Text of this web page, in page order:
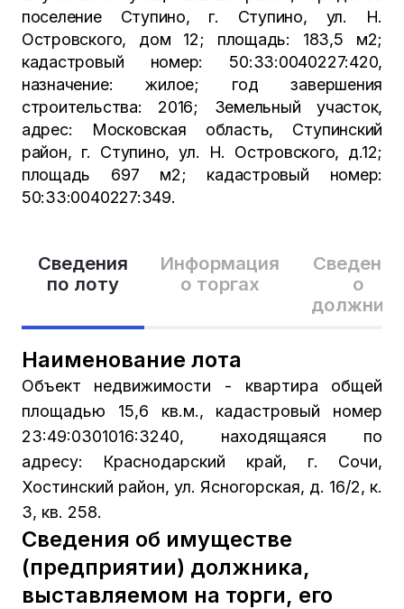
Сведения
по лоту
Информация
о торгах
Сведения
о
Наименование лота
Объект недвижимости - квартира общей
площадью 15,6 кв.м., кадастровый номер
23:49:0301016:3240, находящаяся по
адресу: Краснодарский край, г. Сочи,
Хостинский район, ул. Ясногорская, д. 16/2, к.
3, кв. 258.
Сведения об имуществе
(предприятии) должника,
выставляемом на торги, его
поселение Ступино, г. Ступино, ул. Н.
Островского, дом 12; площадь: 183,5 м2;
кадастровый номер: 50:33:0040227:420,
назначение: жилое; год завершения
строительства: 2016; Земельный участок,
адрес: Московская область, Ступинский
район, г. Ступино, ул. Н. Островского, д.12;
площадь 697 м2; кадастровый номер:
50:33:0040227:349.